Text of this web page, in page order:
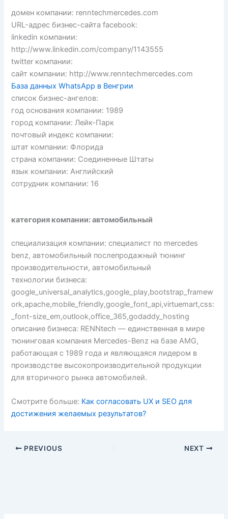
домен компании: renntechmercedes.com
URL-адрес бизнес-сайта facebook:
linkedin компании:
http://www.linkedin.com/company/1143555
twitter компании:
сайт компании: http://www.renntechmercedes.com
База данных WhatsApp в Венгрии
список бизнес-ангелов:
год основания компании: 1989
город компании: Лейк-Парк
почтовый индекс компании:
штат компании: Флорида
страна компании: Соединенные Штаты
язык компании: Английский
сотрудник компании: 16
категория компании: автомобильный
специализация компании: специалист по mercedes
benz, автомобильный послепродажный тюнинг
производительности, автомобильный
технологии бизнеса:
google_universal_analytics,google_play,bootstrap_framew
ork,apache,mobile_friendly,google_font_api,virtuemart,css:
_font-size_em,outlook,office_365,godaddy_hosting
описание бизнеса: RENNtech — единственная в мире
тюнинговая компания Mercedes-Benz на базе AMG,
работающая с 1989 года и являющаяся лидером в
производстве высокопроизводительной продукции
для вторичного рынка автомобилей.
Смотрите больше: Как согласовать UX и SEO для
достижения желаемых результатов?
PREVIOUS NEXT